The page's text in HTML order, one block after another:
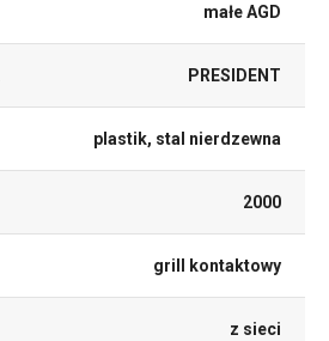
małe AGD
PRESIDENT
plastik, stal nierdzewna
2000
grill kontaktowy
z sieci